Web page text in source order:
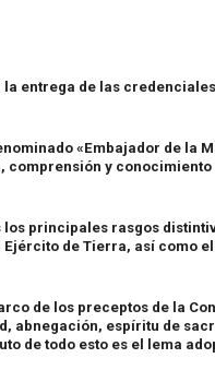
entrega de las
«Embajador de la
y conocimiento
principales rasgos
de Tierra, así como
de los preceptos de la
abnegación, espíritu de
de todo esto es el lema